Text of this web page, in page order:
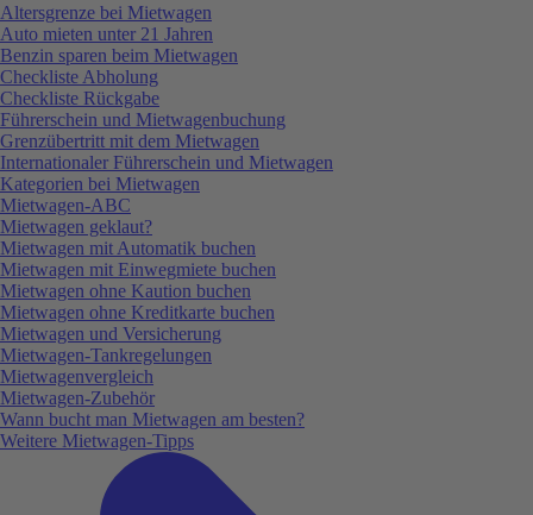
Altersgrenze bei Mietwagen
Auto mieten unter 21 Jahren
Benzin sparen beim Mietwagen
Checkliste Abholung
Checkliste Rückgabe
Führerschein und Mietwagenbuchung
Grenzübertritt mit dem Mietwagen
Internationaler Führerschein und Mietwagen
Kategorien bei Mietwagen
Mietwagen-ABC
Mietwagen geklaut?
Mietwagen mit Automatik buchen
Mietwagen mit Einwegmiete buchen
Mietwagen ohne Kaution buchen
Mietwagen ohne Kreditkarte buchen
Mietwagen und Versicherung
Mietwagen-Tankregelungen
Mietwagenvergleich
Mietwagen-Zubehör
Wann bucht man Mietwagen am besten?
Weitere Mietwagen-Tipps